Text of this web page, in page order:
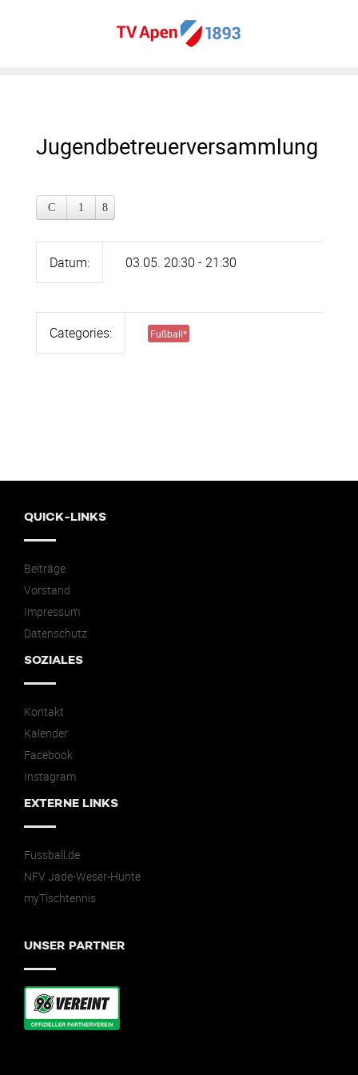
Jugendbetreuerversammlung
Datum: 03.05. 20:30 - 21:30
Categories: Fußball*
QUICK-LINKS
Beiträge
Vorstand
Impressum
Datenschutz
SOZIALES
Kontakt
Kalender
Facebook
Instagram
EXTERNE LINKS
Fussball.de
NFV Jade-Weser-Hunte
myTischtennis
UNSER PARTNER